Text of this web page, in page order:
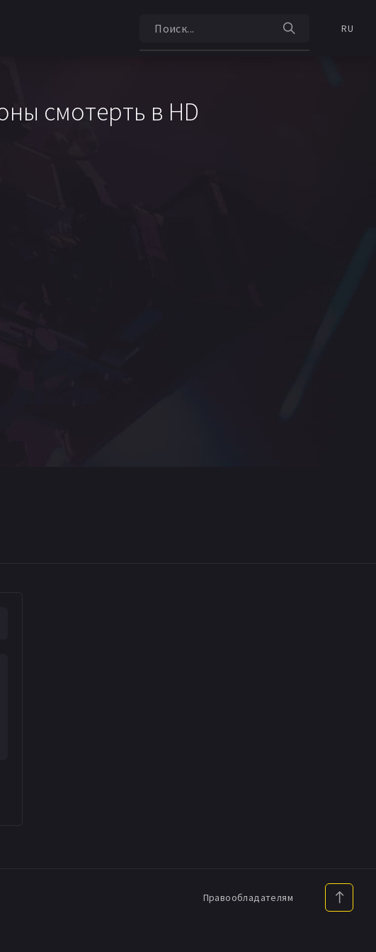
RU
смотерть в HD
Правообладателям